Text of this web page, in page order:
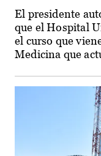
El presidente
que el Hospital
el curso que
Medicina que